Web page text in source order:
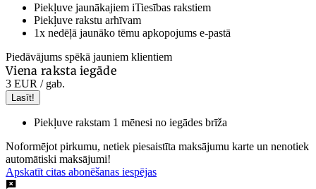
Piekļuve jaunākajiem iTiesības rakstiem
Piekļuve rakstu arhīvam
1x nedēļā jaunāko tēmu apkopojums e-pastā
Piedāvājums spēkā jauniem klientiem
Viena raksta iegāde
3 EUR / gab.
Lasīt!
Piekļuve rakstam 1 mēnesi no iegādes brīža
Noformējot pirkumu, netiek piesaistīta maksājumu karte un nenotiek
automātiski maksājumi!
Apskatīt citas abonēšanas iespējas